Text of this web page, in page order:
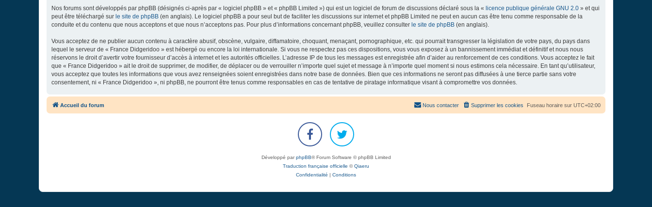
Nos forums sont développés par phpBB (désignés ci-après par « logiciel phpBB » et « phpBB Limited ») qui est un logiciel de forum de discussions déclaré sous la « licence publique générale GNU 2.0 » et qui
peut être téléchargé sur le site de phpBB (en anglais). Le logiciel phpBB a pour seul but de faciliter les discussions sur internet et phpBB Limited ne peut en aucun cas être tenu comme responsable de la
conduite et du contenu que nous acceptons et que nous n’acceptons pas. Pour plus d’informations concernant phpBB, veuillez consulter le site de phpBB (en anglais).
Vous acceptez de ne publier aucun contenu à caractère abusif, obscène, vulgaire, diffamatoire, choquant, menaçant, pornographique, etc. qui pourrait transgresser la législation de votre pays, du pays dans
lequel le serveur de « France Didgeridoo » est hébergé ou encore la loi internationale. Si vous ne respectez pas ces dispositions, vous vous exposez à un bannissement immédiat et définitif et nous nous
réservons le droit d’avertir votre fournisseur d’accès à internet et les autorités officielles. L’adresse IP de tous les messages est enregistrée afin d’aider au renforcement de ces conditions. Vous acceptez le fait
que « France Didgeridoo » ait le droit de supprimer, de modifier, de déplacer ou de verrouiller n’importe quel sujet et message à n’importe quel moment si nous estimons cela nécessaire. En tant qu’utilisateur,
vous acceptez que toutes les informations que vous avez renseignées soient enregistrées dans notre base de données. Bien que ces informations ne seront pas diffusées à une tierce partie sans votre
consentement, ni « France Didgeridoo », ni phpBB, ne pourront être tenus comme responsables en cas de tentative de piratage informatique visant à compromettre vos données.
Accueil du forum Fuseau horaire sur UTC+02:00
Supprimer les cookies
Nous contacter
Développé parphpBB® Forum Software © phpBB Limited
Traduction française officielle ©Qiaeru
Confidentialité | Conditions